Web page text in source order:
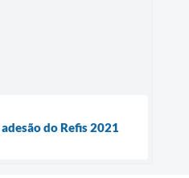
do Refis 2021